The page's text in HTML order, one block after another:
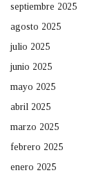
septiembre 2025
agosto 2025
julio 2025
junio 2025
mayo 2025
abril 2025
marzo 2025
febrero 2025
enero 2025